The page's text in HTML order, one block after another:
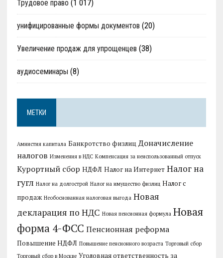
Трудовое право (1 017)
унифицированные формы документов (20)
Увеличение продаж для упрощенцев (38)
аудиосеминары (8)
МЕТКИ
Амнистия капитала Банкротство физлиц Доначисление
налогов Изменения в НДС Компенсация за неиспользованный отпуск
Курортный сбор НДФЛ Налог на Интернет Налог на
гугл Налог на долгострой Налог на имущество физлиц Налог с
продаж Необоснованная налоговая выгода Новая
декларация по НДС Новая пенсионная формула Новая
форма 4-ФСС Пенсионная реформа
Повышение НДФЛ Повышение пенсионного возраста Торговый сбор
Торговый сбор в Москве Уголовная ответственность за